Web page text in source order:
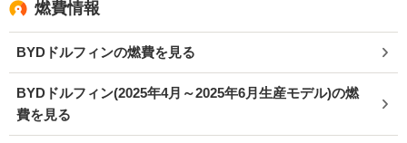
燃費情報
BYDドルフィンの燃費を見る
BYDドルフィン(2025年4月～2025年6月生産モデル)の燃
費を見る